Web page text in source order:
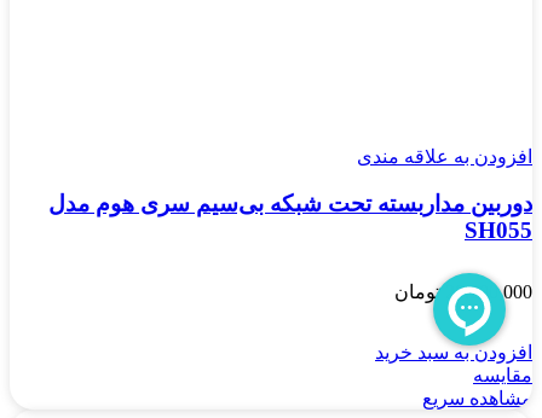
افزودن به علاقه مندی
دوربین مداربسته تحت شبکه بی‌سیم سری هوم مدل
SH055
20,200,000 تومان
افزودن به سبد خرید
مقایسه
مشاهده سریع